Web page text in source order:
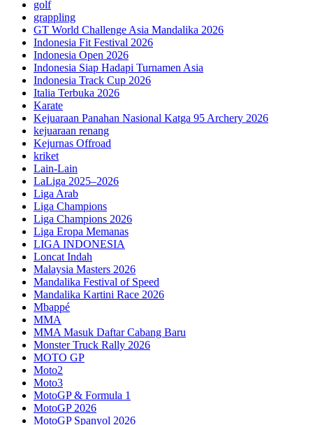
golf
grappling
GT World Challenge Asia Mandalika 2026
Indonesia Fit Festival 2026
Indonesia Open 2026
Indonesia Siap Hadapi Turnamen Asia
Indonesia Track Cup 2026
Italia Terbuka 2026
Karate
Kejuaraan Panahan Nasional Katga 95 Archery 2026
kejuaraan renang
Kejurnas Offroad
kriket
Lain-Lain
LaLiga 2025–2026
Liga Arab
Liga Champions
Liga Champions 2026
Liga Eropa Memanas
LIGA INDONESIA
Loncat Indah
Malaysia Masters 2026
Mandalika Festival of Speed
Mandalika Kartini Race 2026
Mbappé
MMA
MMA Masuk Daftar Cabang Baru
Monster Truck Rally 2026
MOTO GP
Moto2
Moto3
MotoGP & Formula 1
MotoGP 2026
MotoGP Spanyol 2026